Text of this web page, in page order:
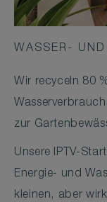
WASSER- UND
Wir recyceln 80
zur
Unsere IPTV-
Energie- und
kleinen, aber